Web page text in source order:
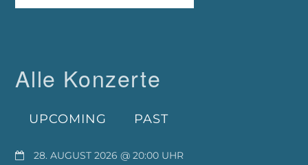
Alle Konzerte
UPCOMING PAST
28. AUGUST 2026 @ 20:00